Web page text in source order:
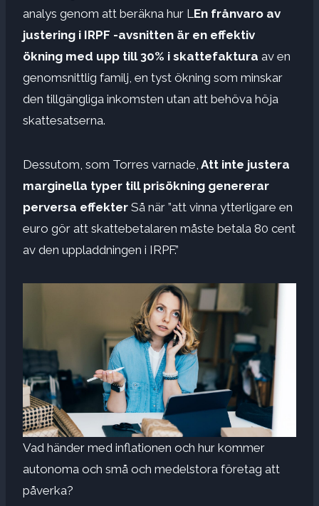
analys genom att beräkna hur L En frånvaro av
justering i IRPF -avsnitten är en effektiv
ökning med upp till 30% i skattefaktura av en
genomsnittlig familj, en tyst ökning som minskar
den tillgängliga inkomsten utan att behöva höja
skattesatserna.
Dessutom, som Torres varnade, Att inte justera
marginella typer till prisökning genererar
perversa effekter Så när ”att vinna ytterligare en
euro gör att skattebetalaren måste betala 80 cent
av den uppladdningen i IRPF.”
Vad händer med inflationen och hur kommer
autonoma och små och medelstora företag att
påverka?